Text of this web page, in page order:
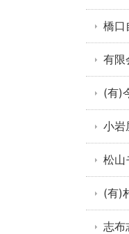
橋口
有限
(有)
小岩
松山
(有)
志布